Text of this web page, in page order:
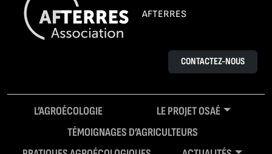
AFTERRES
CONTACTEZ-NOUS
L’AGROÉCOLOGIE
LE PROJET OSAÉ
TÉMOIGNAGES D’AGRICULTEURS